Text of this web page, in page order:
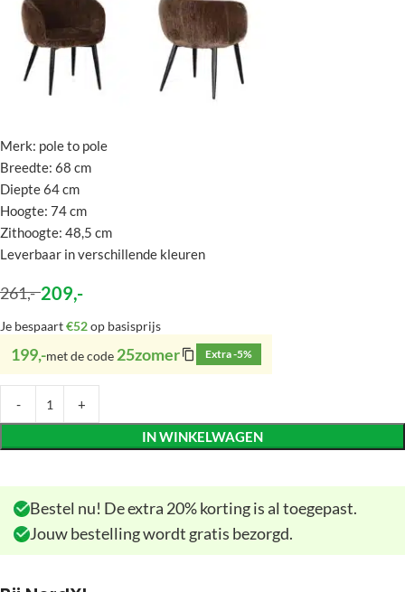
Merk: pole to pole
Breedte: 68 cm
Diepte 64 cm
Hoogte: 74 cm
Zithoogte: 48,5 cm
Leverbaar in verschillende kleuren
261,- 209,-
Je bespaart€52op basisprijs
199,-met de code 25zomer Extra -5%
IN WINKELWAGEN
Bestel nu! De extra 20% korting is al toegepast.
Jouw bestelling wordt gratis bezorgd.